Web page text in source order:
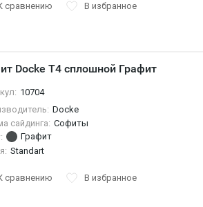
сравнению В избранное
Docke T4 сплошной Графит
10704
Docke
сайдинга: Софиты
Графит
Standart
сравнению В избранное